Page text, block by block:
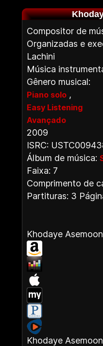
Compositor de
Organizadas e
Lachini
Música
Gênero musical:
Piano solo ,
Easy Listening
Avançado
2009
ISRC:
Álbum de música:
Faixa: 7
Comprimento de
Partituras: 3
Khodaye
Khodaye